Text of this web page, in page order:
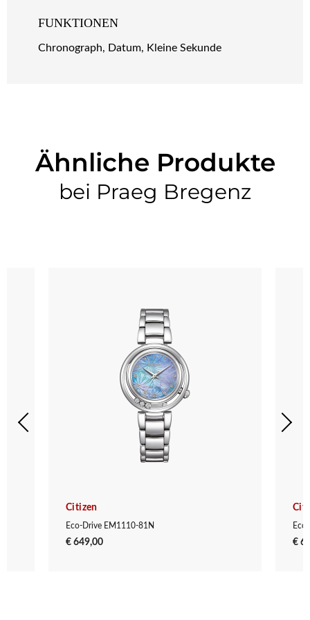
FUNKTIONEN
Chronograph, Datum, Kleine Sekunde
Ähnliche Produkte
bei Praeg Bregenz
Citizen
Eco-Drive EM1110-81N
€ 649,00 €